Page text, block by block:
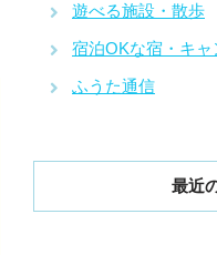
遊べる施設・散歩
宿泊OKな宿・キ
ふうた通信
最近